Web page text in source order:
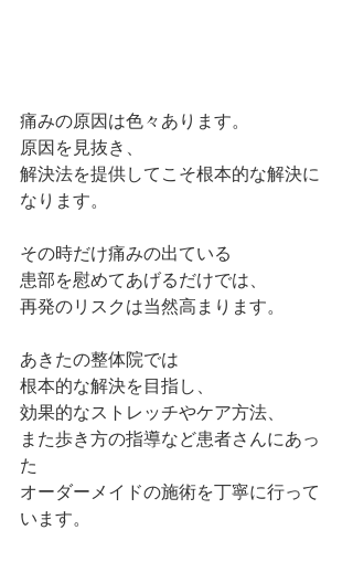
痛みの原因は色々あります。
原因を見抜き、
解決法を提供してこそ根本的な解決に
なります。
その時だけ痛みの出ている
患部を慰めてあげるだけでは、
再発のリスクは当然高まります。
あきたの整体院では
根本的な解決を目指し、
効果的なストレッチやケア方法、
また歩き方の指導など患者さんにあっ
た
オーダーメイドの施術を丁寧に行って
います。